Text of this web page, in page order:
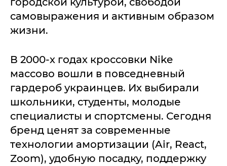
самовыражения и активным образом
жизни.
В 2000-х годах кроссовки Nike
массово вошли в повседневный
гардероб украинцев. Их выбирали
школьники, студенты, молодые
специалисты и спортсмены. Сегодня
бренд ценят за современные
технологии амортизации (Air, React,
Zoom), удобную посадку, поддержку